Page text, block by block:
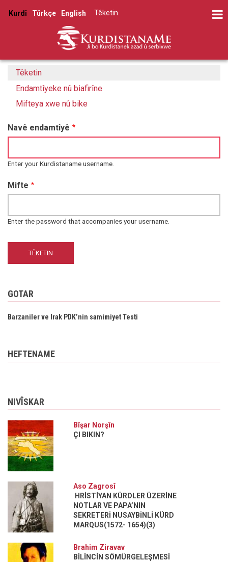
Kurdî Türkçe English
account
menu
Têketin
Primary
tabs
Têketin
tab)
Endamtîyeke nû biafirîne
Mifteya xwe nû bike
Navê endamtîyê
Enter your Kurdistaname username.
Mifte
Enter the password that accompanies your username.
GOTAR
Barzaniler ve Irak PDK’nin samimiyet Testi
HEFTENAME
NIVÎSKAR
Bîşar Norşîn
ÇI BIKIN?
Aso Zagrosî
HRİSTİYAN KÜRDLER ÜZERİNE
NOTLAR VE PAPA’NIN
SEKRETERİ NUSAYBİNLİ KÜRD
MARQUS(1572- 1654)(3)
Brahim Ziravav
BİLİNCİN SÖMÜRGELEŞMESİ